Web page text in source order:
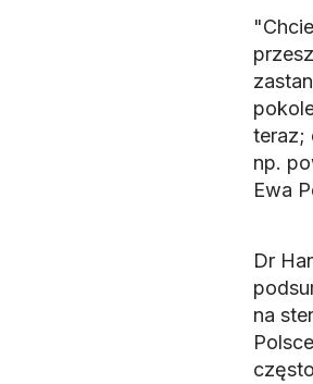
teraz;
np.
Ewa
Dr
na